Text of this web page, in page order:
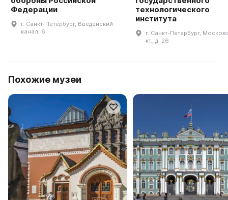
Федерации
г. Санкт-Петербург, Введенский
канал, 6
технологического
института
г. Санкт-Петербург,
кт., д. 26
Похожие музеи